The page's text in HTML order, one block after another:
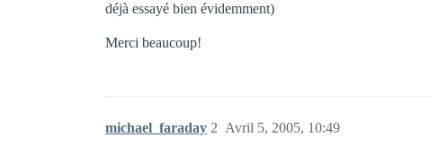
déjà essayé bien évidemment)
Merci beaucoup!
michael_faraday Avril 5, 2005, 10:49
2